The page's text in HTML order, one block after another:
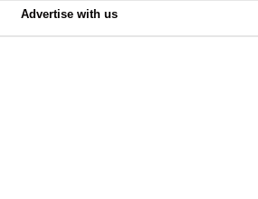
Advertise with us